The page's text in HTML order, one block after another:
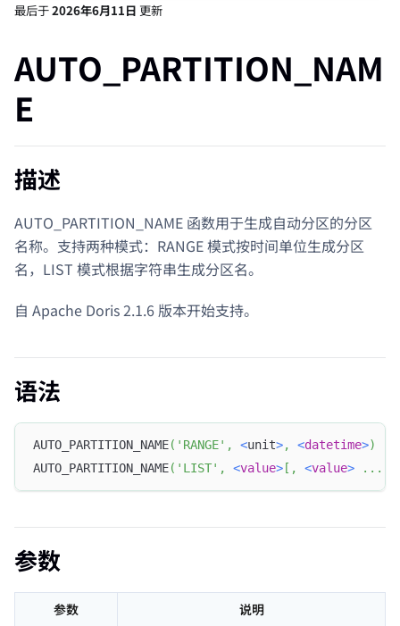
最后于2026年6月11日 更新
AUTO_PARTITION_NAM
E
描述
AUTO_PARTITION_NAME 函数用于生成自动分区的分区
名称。支持两种模式：RANGE 模式按时间单位生成分区
名，LIST 模式根据字符串生成分区名。
自 Apache Doris 2.1.6 版本开始支持。
语法
AUTO_PARTITION_NAME( 'RANGE' , <unit>, <datetime>)
AUTO_PARTITION_NAME( 'LIST' , <value> [ , <value> . . .
参数
参数 说明